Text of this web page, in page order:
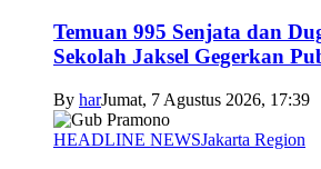
Temuan 995 Senjata dan
Sekolah Jaksel Gegerkan
By harJumat, 7 Agustus 2026, 17:39
HEADLINE NEWSJakarta Region